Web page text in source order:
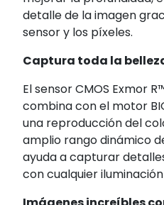
detalle de la imagen
sensor y los píxeles.
Captura toda la
El sensor CMOS Exmor
combina con el motor
una reproducción del
amplio rango dinámico
ayuda a capturar
con cualquier